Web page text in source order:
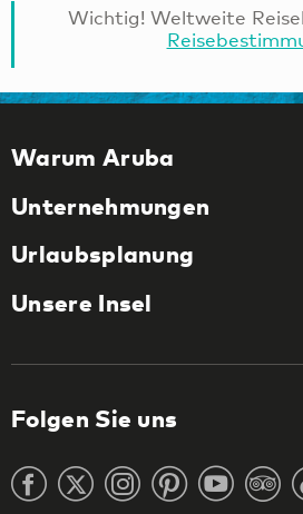
Wichtig! Weltweite
Warum Aruba
Unternehmungen
Urlaubsplanung
Unsere Insel
Folgen Sie uns